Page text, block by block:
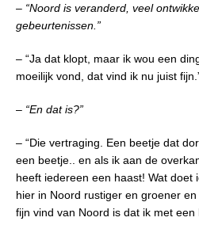
– “Noord is veranderd, veel
gebeurtenissen.”
– “Ja dat klopt, maar ik wou een
moeilijk vond, dat vind ik nu juist
– “En dat is?”
– “Die vertraging. Een beetje dat
een beetje.. en als ik aan de
heeft iedereen een haast! Wat doet
hier in Noord rustiger en groener
fijn vind van Noord is dat ik met een